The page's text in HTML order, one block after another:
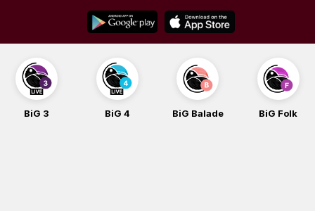
content
BiG 3 BiG 4 BiG Balade BiG Folk